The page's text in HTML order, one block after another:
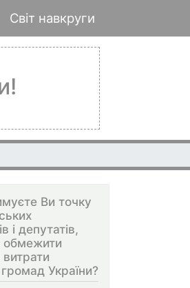
Світ навкруги
Ви точку
і депутатів,
витрати
України?